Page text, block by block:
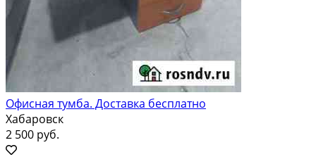
Офисная тумба. Доставка бесплатно
Хабаровск
2 500 руб.